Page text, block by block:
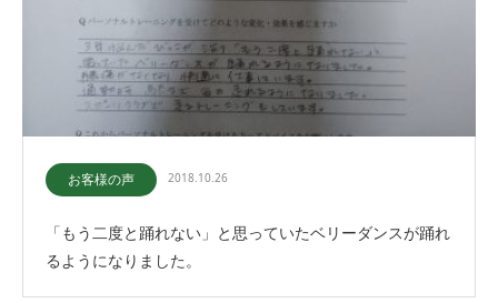
お客様の声 2018.10.26
「もう二度と踊れない」と思っていたベリーダンスが踊れ
るようになりました。